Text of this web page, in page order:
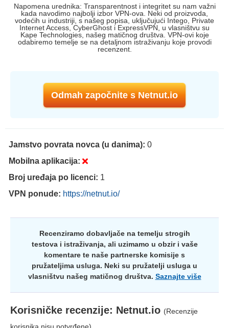
Napomena urednika: Transparentnost i integritet su nam važni
kada navodimo najbolji izbor VPN-ova. Neki od proizvoda,
vodećih u industriji, s našeg popisa, uključujući Intego, Private
Internet Access, CyberGhost i ExpressVPN, u vlasništvu su
Kape Technologies, našeg matičnog društva. VPN-ovi koje
odabiremo temelje se na detaljnom istraživanju koje provodi
recenzent.
Odmah započnite s Netnut.io
Jamstvo povrata novca (u danima): 0
Mobilna aplikacija:
Broj uređaja po licenci: 1
VPN ponude: https://netnut.io/
Recenziramo dobavljače na temelju strogih
testova i istraživanja, ali uzimamo u obzir i vaše
komentare te naše partnerske komisije s
pružateljima usluga. Neki su pružatelji usluga u
vlasništvu našeg matičnog društva. Saznajte više
Korisničke recenzije: Netnut.io (Recenzije